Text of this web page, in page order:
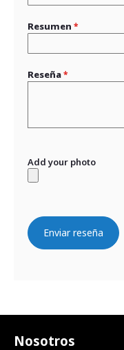
Resumen
Reseña
Add your photo
Enviar reseña
Nosotros